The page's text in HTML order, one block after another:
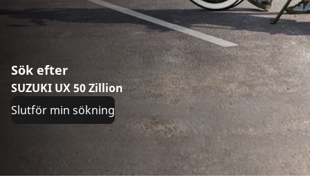
Sök efter
SUZUKI UX 50 Zillion
Slutför min sökning